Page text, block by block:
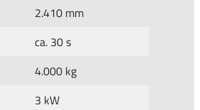
2.410 mm
ca. 30 s
4.000 kg
3 kW